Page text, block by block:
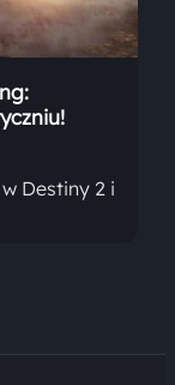
Destiny 2 i